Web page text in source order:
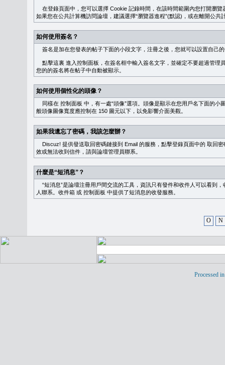
在登錄頁面中，您可以選擇 Cookie 記錄時間，在該時間範圍內您打開瀏
如果您在公共計算機訪問論壇，建議選擇“瀏覽器進程”(默認)，或在離開公共
如何使用簽名？
簽名是加在您發表的帖子下面的小段文字，注冊之後，您就可以設置自己
點擊這裏 進入控制面板，在簽名框中輸入簽名文字，並確定不要超過管
您的的簽名將在帖子中自動被顯示。
如何使用個性化的頭像？
同樣在 控制面板 中，有一處“頭像”選項。頭像是顯示在您用戶名下面的
般頭像圖像寬度應控制在 150 圖元以下，以免影響介面美觀。
如果我遺忘了密碼，我該怎麼辦？
Discuz! 提供發送取回密碼鏈接到 Email 的服務，點擊登錄頁面中的 取回密
效或無法收到信件，請與論壇管理員聯系。
什麼是“短消息”？
“短消息”是論壇注冊用戶間交流的工具，資訊只有發件和收件人可以看到
人聯系。 收件箱 或 控制面板 中提供了短消息的收發服務。
O N
Processed